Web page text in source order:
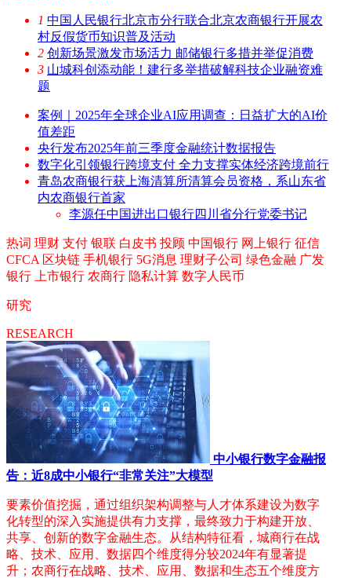
1 中国人民银行北京市分行联合北京农商银行开展农
村反假货币知识普及活动
2 创新场景激发市场活力 邮储银行多措并举促消费
3 山城科创添动能！建行多举措破解科技企业融资难
题
案例｜2025年全球企业AI应用调查：日益扩大的AI价
值差距
央行发布2025年前三季度金融统计数据报告
数字化引领银行跨境支付 全力支撑实体经济跨境前行
青岛农商银行获上海清算所清算会员资格，系山东省
内农商银行首家
李源任中国进出口银行四川省分行党委书记
热词 理财 支付 银联 白皮书 投顾 中国银行 网上银行 征信
CFCA 区块链 手机银行 5G消息 理财子公司 绿色金融 广发
银行
上市银行 农商行 隐私计算 数字人民币
研究
RESEARCH
中小银行数字金融报
告：近8成中小银行“非常关注”大模型
要素价值挖掘，通过组织架构调整与人才体系建设为数字
化转型的深入实施提供有力支撑，最终致力于构建开放、
共享、创新的数字金融生态。从结构特征看，城商行在战
略、技术、应用、数据四个维度得分较2024年有显著提
升；农商行在战略、技术、应用、数据和生态五个维度方